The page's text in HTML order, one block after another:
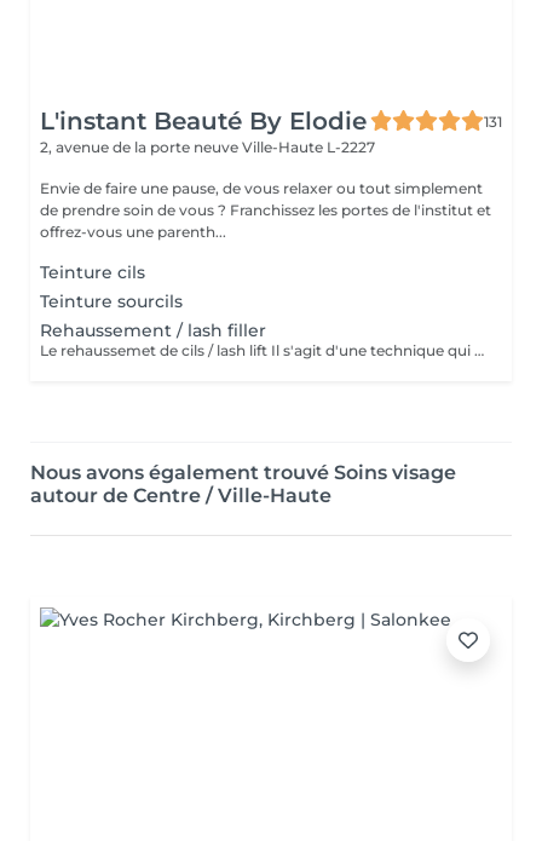
L'instant Beauté By Elodie
131
2, avenue de la porte neuve Ville-Haute L-2227
Envie de faire une pause, de vous relaxer ou tout simplement
de prendre soin de vous ? Franchissez les portes de l'institut et
offrez-vous une parenth...
Teinture cils
Teinture sourcils
Rehaussement / lash filler
Le rehaussemet de cils / lash lift Il s'agit d'une technique qui consiste à recourber, rehausser les cils naturels pour une periode de 4 à 6 semaines.le simple rehaussement ne comprend pas la teinture et le soin à la kératine contrairement au soin lash botox Technique qui permet de rehausser, améliorer, soigner et épaissir les cils. Le soin lash botox / keratine appliquer est un soin complet pour vos cils. Précautions a prendre : Venir sans lentilles de contact Eviter l'exposition au soleil et mouiller les cils 24 heures après
Nous avons également trouvé Soins visage
autour de Centre / Ville-Haute